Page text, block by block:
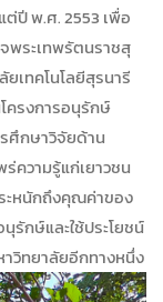
ปี พ.ศ. 2553 เพื่อ
พระเทพรัตนราชสุ
เทคโนโลยีสุรนารี
ครงการอนุรักษ์
ศึกษาวิจัยด้าน
ความรู้แก่เยาวชน
ะหนักถึงคุณค่าของ
รักษ์และใช้ประโยชน์
วิทยาลัยอีกทางหนึ่ง